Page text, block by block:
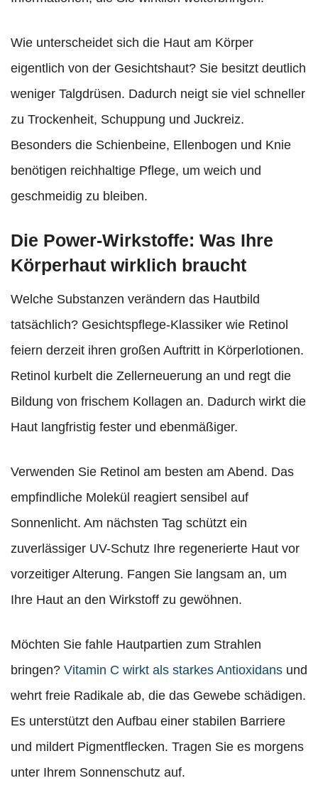
Wie unterscheidet sich die Haut am Körper
eigentlich von der Gesichtshaut? Sie besitzt deutlich
weniger Talgdrüsen. Dadurch neigt sie viel schneller
zu Trockenheit, Schuppung und Juckreiz.
Besonders die Schienbeine, Ellenbogen und Knie
benötigen reichhaltige Pflege, um weich und
geschmeidig zu bleiben.
Die Power-Wirkstoffe: Was Ihre
Körperhaut wirklich braucht
Welche Substanzen verändern das Hautbild
tatsächlich? Gesichtspflege-Klassiker wie Retinol
feiern derzeit ihren großen Auftritt in Körperlotionen.
Retinol kurbelt die Zellerneuerung an und regt die
Bildung von frischem Kollagen an. Dadurch wirkt die
Haut langfristig fester und ebenmäßiger.
Verwenden Sie Retinol am besten am Abend. Das
empfindliche Molekül reagiert sensibel auf
Sonnenlicht. Am nächsten Tag schützt ein
zuverlässiger UV-Schutz Ihre regenerierte Haut vor
vorzeitiger Alterung. Fangen Sie langsam an, um
Ihre Haut an den Wirkstoff zu gewöhnen.
Möchten Sie fahle Hautpartien zum Strahlen
bringen? Vitamin C wirkt als starkes Antioxidans und
wehrt freie Radikale ab, die das Gewebe schädigen.
Es unterstützt den Aufbau einer stabilen Barriere
und mildert Pigmentflecken. Tragen Sie es morgens
unter Ihrem Sonnenschutz auf.